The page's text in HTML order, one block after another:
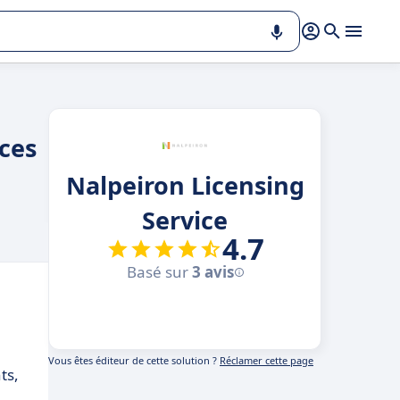
Nalpeiron Licensing
Service
4.7
Basé sur3 avis
Vous êtes éditeur de cette solution ? Réclamer cette page